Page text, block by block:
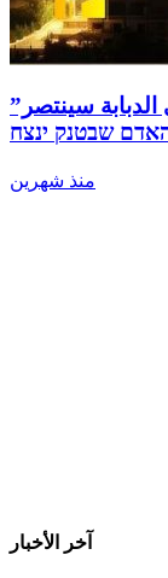
سينتصر”
منذ شهرين
آخر الأخبار